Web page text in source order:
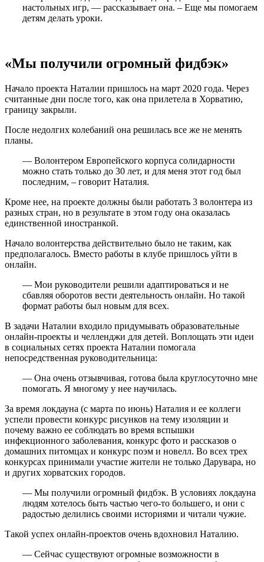
настольных игр, — рассказывает она. – Еще мы помогаем
детям делать уроки.
«Мы получили огромный фидбэк»
Начало проекта Наталии пришлось на март 2020 года. Через
считанные дни после того, как она прилетела в Хорватию,
границу закрыли.
После недолгих колебаний она решилась все же не менять
планы.
— Волонтером Европейского корпуса солидарности
можно стать только до 30 лет, и для меня этот год был
последним, – говорит Наталия.
Кроме нее, на проекте должны были работать 3 волонтера из
разных стран, но в результате в этом году она оказалась
единственной иностранкой.
Начало волонтерства действительно было не таким, как
предполагалось. Вместо работы в клубе пришлось уйти в
онлайн.
— Мои руководители решили адаптироваться и не
сбавляя оборотов вести деятельность онлайн. Но такой
формат работы был новым для всех.
В задачи Наталии входило придумывать образовательные
онлайн-проекты и челленджи для детей. Воплощать эти идеи
в социальных сетях проекта Наталии помогала
непосредственная руководительница:
— Она очень отзывчивая, готова была круглосуточно мне
помогать. Я многому у нее научилась.
За время локдауна (с марта по июнь) Наталия и ее коллеги
успели провести конкурс рисунков на тему изоляции и
почему важно ее соблюдать во время вспышки
инфекционного заболевания, конкурс фото и рассказов о
домашних питомцах и конкурс поэм и новелл. Во всех трех
конкурсах принимали участие жители не только Дарувара, но
и других хорватских городов.
— Мы получили огромный фидбэк. В условиях локдауна
людям хотелось быть частью чего-то большего, и они с
радостью делились своими историями и читали чужие.
Такой успех онлайн-проектов очень вдохновил Наталию.
— Сейчас существуют огромные возможности в